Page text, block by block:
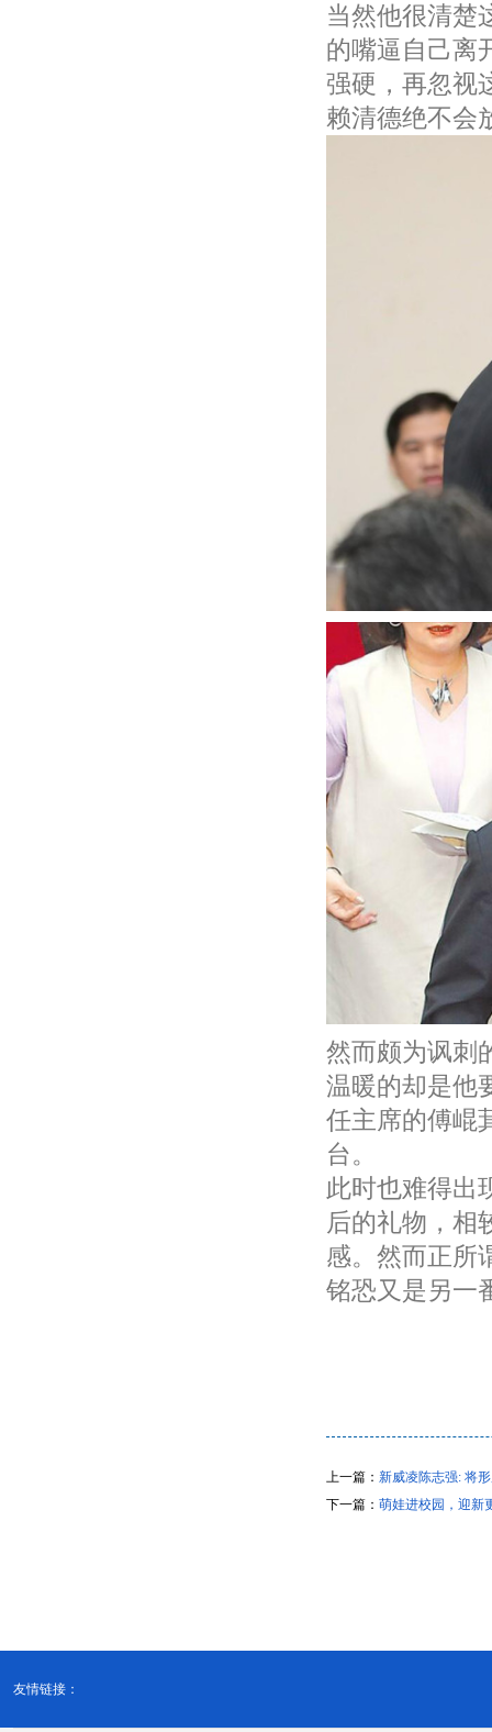
当然他很清楚
的嘴逼自己离
强硬，再忽视
赖清德绝不会
然而颇为讽刺
温暖的却是他
任主席的傅崐
台。
此时也难得出
后的礼物，相
感。然而正所
铭恐又是另一
上一篇： 新威凌陈志强: 将
下一篇： 萌娃进校园，迎新
友情链接：